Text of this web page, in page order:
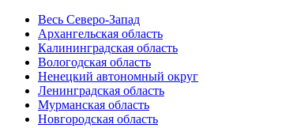
Весь Северо-Запад
Архангельская область
Калининградская область
Вологодская область
Ненецкий автономный округ
Ленинградская область
Мурманская область
Новгородская область